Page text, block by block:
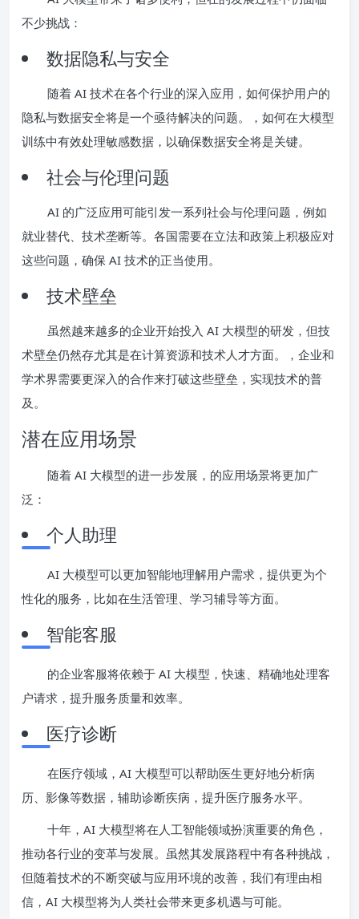
不少挑战：
数据隐私与安全
随着 AI 技术在各个行业的深入应用，如何保护用户的
隐私与数据安全将是一个亟待解决的问题。，如何在大模型
训练中有效处理敏感数据，以确保数据安全将是关键。
社会与伦理问题
AI 的广泛应用可能引发一系列社会与伦理问题，例如
就业替代、技术垄断等。各国需要在立法和政策上积极应对
这些问题，确保 AI 技术的正当使用。
技术壁垒
虽然越来越多的企业开始投入 AI 大模型的研发，但技
术壁垒仍然存尤其是在计算资源和技术人才方面。，企业和
学术界需要更深入的合作来打破这些壁垒，实现技术的普
及。
潜在应用场景
随着 AI 大模型的进一步发展，的应用场景将更加广
泛：
个人助理
AI 大模型可以更加智能地理解用户需求，提供更为个
性化的服务，比如在生活管理、学习辅导等方面。
智能客服
的企业客服将依赖于 AI 大模型，快速、精确地处理客
户请求，提升服务质量和效率。
医疗诊断
在医疗领域，AI 大模型可以帮助医生更好地分析病
历、影像等数据，辅助诊断疾病，提升医疗服务水平。
十年，AI 大模型将在人工智能领域扮演重要的角色，
推动各行业的变革与发展。虽然其发展路程中有各种挑战，
但随着技术的不断突破与应用环境的改善，我们有理由相
信，AI 大模型将为人类社会带来更多机遇与可能。